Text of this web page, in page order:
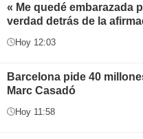
« Me quedé embarazada
verdad detrás de la
Hoy 12:03
Barcelona pide 40
Marc Casadó
Hoy 11:58